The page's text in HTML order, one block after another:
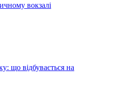
вокзалі
що відбувається на